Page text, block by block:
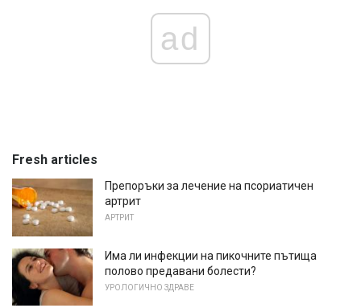
ad
Fresh articles
Препоръки за лечение на псориатичен
артрит
АРТРИТ
Има ли инфекции на пикочните пътища
полово предавани болести?
УРОЛОГИЧНО ЗДРАВЕ